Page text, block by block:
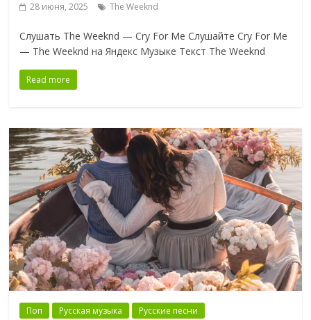
28 июня, 2025 The Weeknd
Слушать The Weeknd — Cry For Me Слушайте Cry For Me
— The Weeknd на Яндекс Музыке Текст The Weeknd
Read more
Поп Русская музыка Русские песни